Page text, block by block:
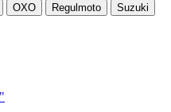
OXO Regulmoto
Suzuki